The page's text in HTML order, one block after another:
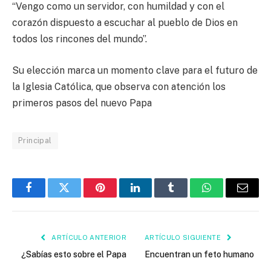
“Vengo como un servidor, con humildad y con el
corazón dispuesto a escuchar al pueblo de Dios en
todos los rincones del mundo”.
Su elección marca un momento clave para el futuro de
la Iglesia Católica, que observa con atención los
primeros pasos del nuevo Papa
Principal
FacebookTwitter PinterestLinkedInTumblr WhatsAppEmail
ARTÍCULO ANTERIOR
¿Sabías esto sobre el Papa
ARTÍCULO SIGUIENTE
Encuentran un feto humano